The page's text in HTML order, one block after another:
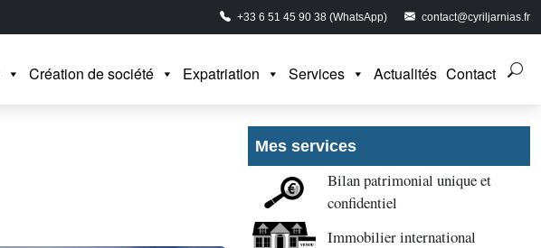
+33 6 51 45 90 38 (WhatsApp) contact@cyriljarnias.fr
Création de société Expatriation Services Actualités Contact
Mes services
Bilan patrimonial unique et
confidentiel
Immobilier international